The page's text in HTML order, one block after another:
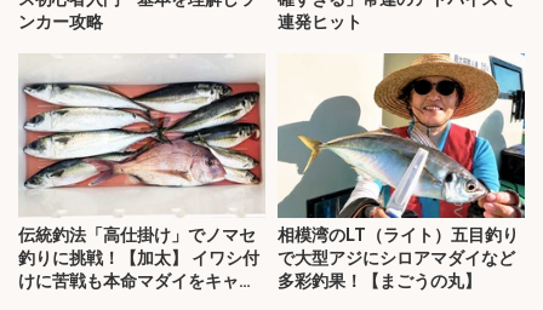
ンカー攻略
連発ヒット
伝統釣法「高仕掛け」でノマセ
釣りに挑戦！【加太】 イワシ付
けに苦戦も本命マダイをキャッ
相模湾のLT（ライト）五目釣り
で大型アジにシロアマダイなど
多彩釣果！【まごうの丸】